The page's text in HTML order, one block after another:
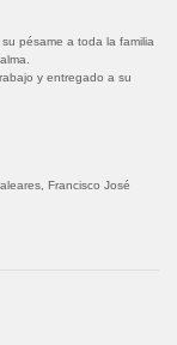
pésame a toda la familia
y entregado a su
Francisco José